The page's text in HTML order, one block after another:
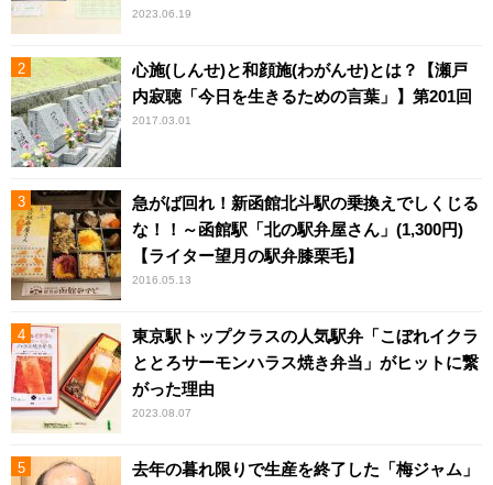
2023.06.19
心施(しんせ)と和顔施(わがんせ)とは？【瀬戸
内寂聴「今日を生きるための言葉」】第201回
2017.03.01
急がば回れ！新函館北斗駅の乗換えでしくじる
な！！～函館駅「北の駅弁屋さん」(1,300円)
【ライター望月の駅弁膝栗毛】
2016.05.13
東京駅トップクラスの人気駅弁「こぼれイクラ
ととろサーモンハラス焼き弁当」がヒットに繋
がった理由
2023.08.07
去年の暮れ限りで生産を終了した「梅ジャム」